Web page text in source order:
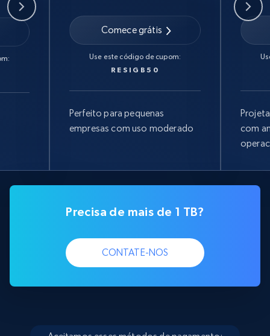
Comece grátis
Use este código de cupom:
RESIGB50
Perfeito para pequenas
empresas com uso moderado
com
Precisa de mais de 1 TB?
CONTATE-NOS